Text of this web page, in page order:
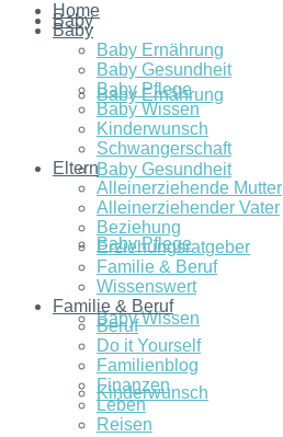
Baby
Baby Ernährung
Baby Gesundheit
Baby Pflege
Baby Wissen
Kinderwunsch
Home
Baby
Baby Ernährung
Baby Gesundheit
Baby Pflege
Baby Wissen
Kinderwunsch
Schwangerschaft
Eltern
Alleinerziehende Mutter
Alleinerziehender Vater
Beziehung
Erziehungsratgeber
Familie & Beruf
Wissenswert
Familie & Beruf
Beruf
Do it Yourself
Familienblog
Finanzen
Leben
Reisen